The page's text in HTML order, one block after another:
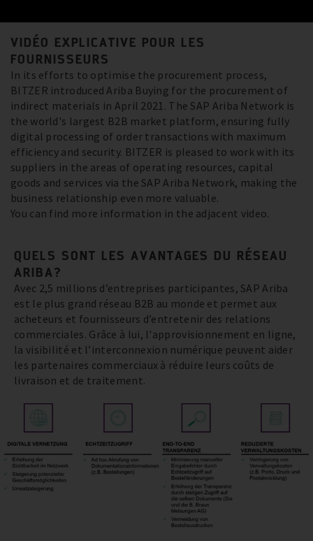
VIDÉO EXPLICATIVE POUR LES
FOURNISSEURS
In its efforts to optimise the procurement process,
BITZER introduced Ariba Buying for the procurement of
indirect materials in April 2021. The SAP Ariba Network is
the world's largest B2B market platform, ensuring fully
digital processing of order transactions with maximum
efficiency and security. BITZER is pleased to work with its
suppliers in the areas of operating resources, capital
goods and services via the SAP Ariba Network, making the
business relationship even more valuable.
You can find more information in the adjacent video.
QUELS SONT LES AVANTAGES DU RÉSEAU
ARIBA?
Avec 2,5 millions d’entreprises participantes, SAP Ariba
est le plus grand réseau B2B au monde et permet aux
acheteurs et fournisseurs d’entretenir des relations
commerciales. Grâce à lui, l'approvisionnement en ligne,
la visibilité et l’interconnexion numérique peuvent aider
les partenaires commerciaux à réduire leurs coûts de
livraison et de traitement.